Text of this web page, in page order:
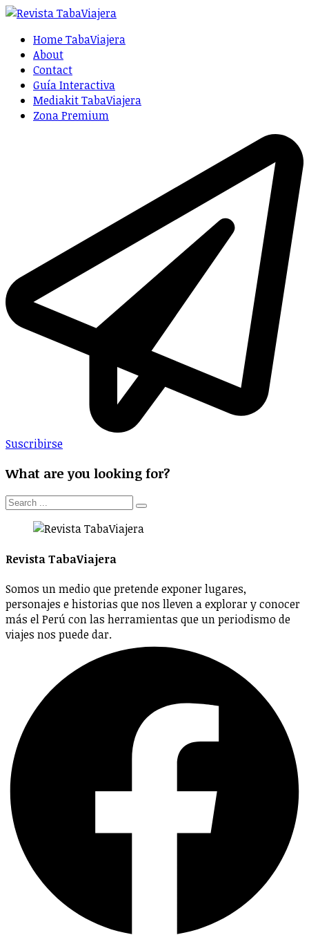
Home TabaViajera
About
Contact
Guía Interactiva
Mediakit TabaViajera
Zona Premium
Suscribirse
What are you looking for?
Revista TabaViajera
Somos un medio que pretende exponer lugares,
personajes e historias que nos lleven a explorar y conocer
más el Perú con las herramientas que un periodismo de
viajes nos puede dar.